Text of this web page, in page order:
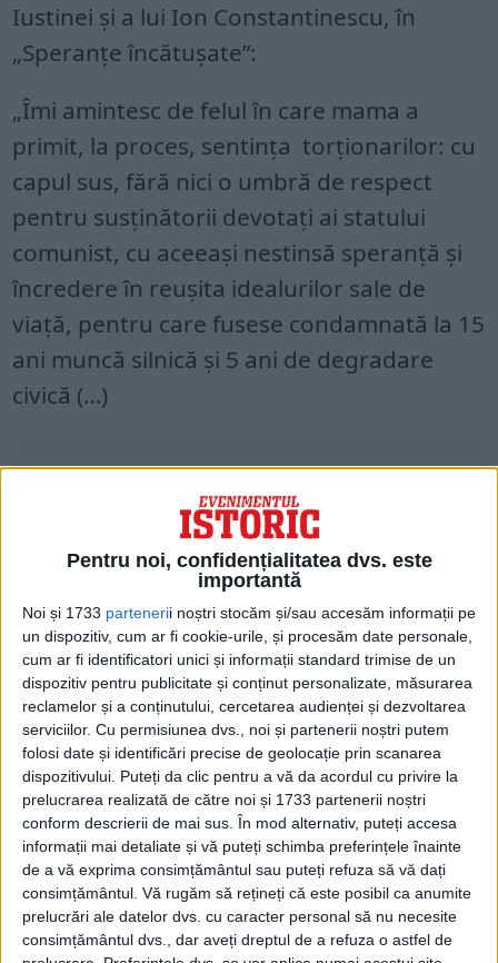
Pentru noi, confidențialitatea dvs. este
importantă
Noi și 1733 partenerii noștri stocăm și/sau accesăm informații pe
un dispozitiv, cum ar fi cookie-urile, și procesăm date personale,
cum ar fi identificatori unici și informații standard trimise de un
dispozitiv pentru publicitate și conținut personalizate, măsurarea
reclamelor și a conținutului, cercetarea audienței și dezvoltarea
serviciilor. Cu permisiunea dvs., noi și partenerii noștri putem
folosi date și identificări precise de geolocație prin scanarea
dispozitivului. Puteți da clic pentru a vă da acordul cu privire la
prelucrarea realizată de către noi și 1733 partenerii noștri
conform descrierii de mai sus. În mod alternativ, puteți accesa
informații mai detaliate și vă puteți schimba preferințele înainte
de a vă exprima consimțământul sau puteți refuza să vă dați
consimțământul. Vă rugăm să rețineți că este posibil ca anumite
prelucrări ale datelor dvs. cu caracter personal să nu necesite
consimțământul dvs., dar aveți dreptul de a refuza o astfel de
Iustinei și a lui Ion Constantinescu, în
„Speranțe încătușate”:
„Îmi amintesc de felul în care mama a
primit, la proces, sentinţa torţionarilor: cu
capul sus, fără nici o umbră de respect
pentru susţinătorii devotaţi ai statului
comunist, cu aceeaşi nestinsă speranţă şi
încredere în reuşita idealurilor sale de
viaţă, pentru care fusese condamnată la 15
ani muncă silnică şi 5 ani de degradare
civică (…)
Deşi doream să-i văd pe cei dragi rămaşi în
libertate, mă chinuia îngrozitor gândul că
las între zăbrele pe tata – de care aflasem
că este condamnat la moarte – şi pe mama
– condamnată la 15 ani muncă silnică (…)
Pe mama, o simţeam mereu alături de